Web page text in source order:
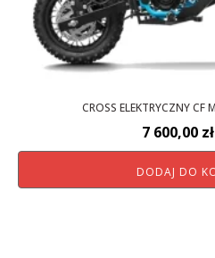
CROSS ELEKTRYCZNY CF
7 600,00 zł
DODAJ DO